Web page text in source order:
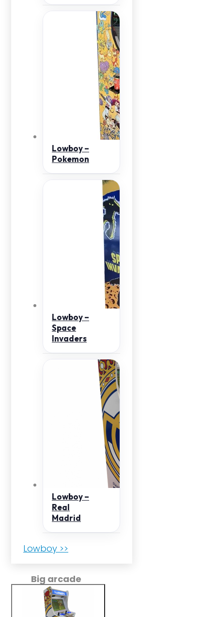
Lowboy –
Pokemon
Lowboy –
Space
Invaders
Lowboy –
Real
Madrid
Lowboy >>
Big arcade